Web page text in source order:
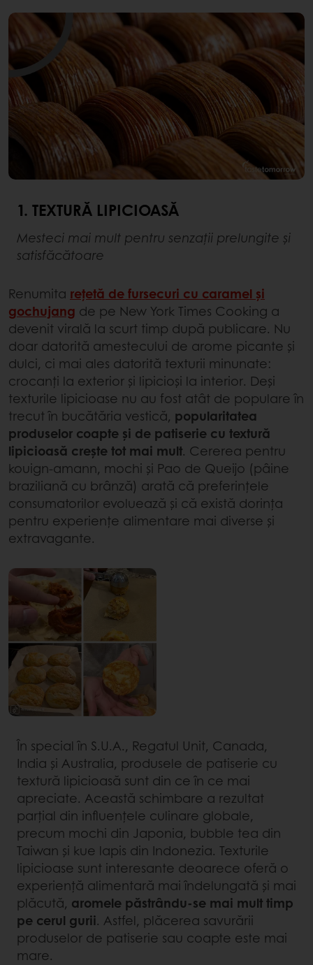
1. TEXTURĂ LIPICIOASĂ
Mesteci mai mult pentru senzații prelungite și
satisfăcătoare
Renumita rețetă de fursecuri cu caramel și
gochujang de pe New York Times Cooking a
devenit virală la scurt timp după publicare. Nu
doar datorită amestecului de arome picante și
dulci, ci mai ales datorită texturii minunate:
crocanți la exterior și lipicioși la interior. Deși
texturile lipicioase nu au fost atât de populare în
trecut în bucătăria vestică, popularitatea
produselor coapte și de patiserie cu textură
lipicioasă crește tot mai mult. Cererea pentru
kouign-amann, mochi și Pao de Queijo (pâine
braziliană cu brânză) arată că preferințele
consumatorilor evoluează și că există dorința
pentru experiențe alimentare mai diverse și
extravagante.
În special în S.U.A., Regatul Unit, Canada,
India și Australia, produsele de patiserie cu
textură lipicioasă sunt din ce în ce mai
apreciate. Această schimbare a rezultat
parțial din influențele culinare globale,
precum mochi din Japonia, bubble tea din
Taiwan și kue lapis din Indonezia. Texturile
lipicioase sunt interesante deoarece oferă o
experiență alimentară mai îndelungată și mai
plăcută, aromele păstrându-se mai mult timp
pe cerul gurii. Astfel, plăcerea savurării
produselor de patiserie sau coapte este mai
mare.